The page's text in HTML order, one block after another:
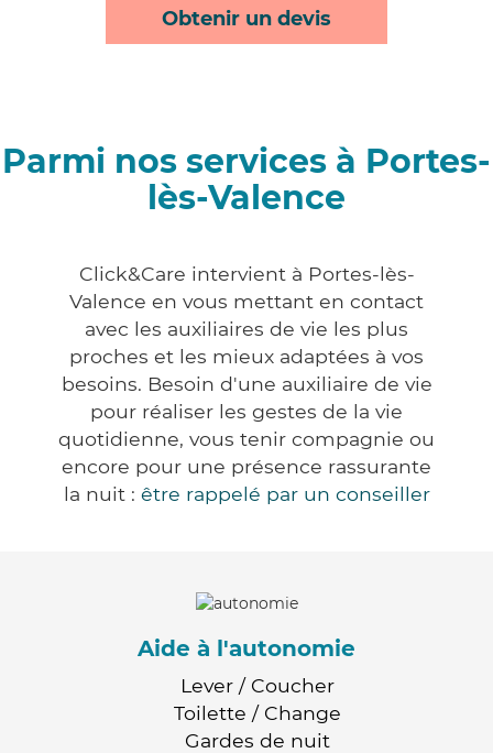
Obtenir un devis
Parmi nos services à Portes-
lès-Valence
Click&Care intervient à Portes-lès-
Valence en vous mettant en contact
avec les auxiliaires de vie les plus
proches et les mieux adaptées à vos
besoins. Besoin d'une auxiliaire de vie
pour réaliser les gestes de la vie
quotidienne, vous tenir compagnie ou
encore pour une présence rassurante
la nuit : être rappelé par un conseiller
Aide à l'autonomie
Lever / Coucher
Toilette / Change
Gardes de nuit